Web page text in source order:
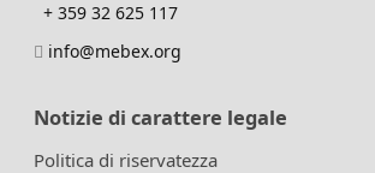
+ 359 32 625 117
info@mebex.org
Notizie di carattere legale
Politica di riservatezza